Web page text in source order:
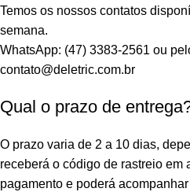
Temos os nossos contatos
semana.
WhatsApp: (47) 3383-2561 ou
contato@deletric.com.br
Qual o prazo de
O prazo varia de 2 a 10 dias,
receberá o código de rastreio em
pagamento e poderá